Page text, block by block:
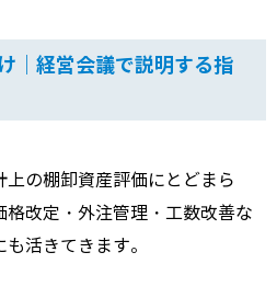
｜経営会議で説明する指
の棚卸資産評価にとどまら
改定・外注管理・工数改善な
活きてきます。